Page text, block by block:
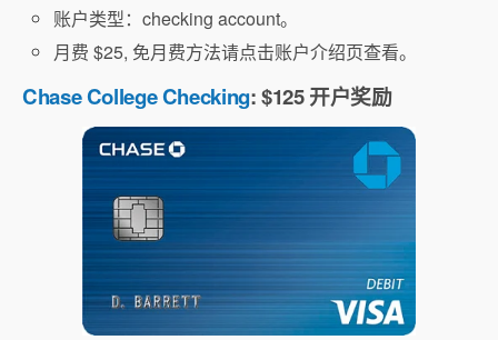
账户类型：checking account。
月费 $25, 免月费方法请点击账户介绍页查看。
Chase College Checking: $125 开户奖励